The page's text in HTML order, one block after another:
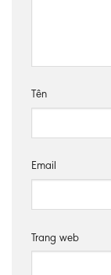
Tên
Email
Trang web